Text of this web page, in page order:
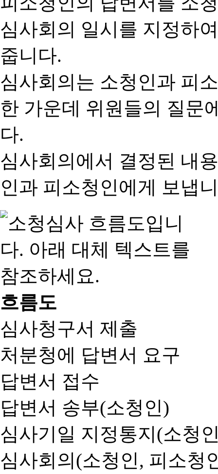
심사회의 일시를 지정하
줍니다.
심사회의는 소청인과 피
한 가운데 위원들의 질문
다.
심사회의에서 결정된 내
인과 피소청인에게 보냅
흐름도
심사청구서 제출
처분청에 답변서 요구
답변서 접수
답변서 송부(소청인)
심사기일 지정통지(소청
심사회의(소청인, 피소청